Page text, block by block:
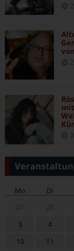
Mo Di
3
4
10
11